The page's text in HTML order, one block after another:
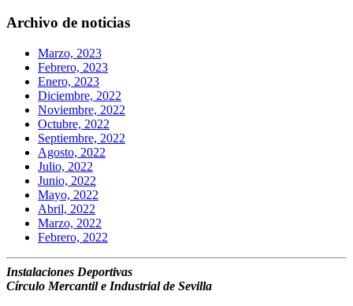
Archivo de noticias
Marzo, 2023
Febrero, 2023
Enero, 2023
Diciembre, 2022
Noviembre, 2022
Octubre, 2022
Septiembre, 2022
Agosto, 2022
Julio, 2022
Junio, 2022
Mayo, 2022
Abril, 2022
Marzo, 2022
Febrero, 2022
Instalaciones Deportivas
Círculo Mercantil e Industrial de Sevilla